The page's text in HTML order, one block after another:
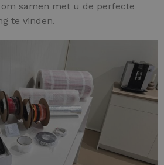
samen met u de perfecte
te vinden.